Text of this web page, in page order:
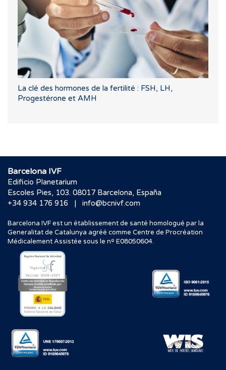
La clé des hormones de la fertilité : FSH, LH,
Progestérone et AMH
Barcelona IVF
Edificio Planetarium
Escoles Pies, 103. 08017 Barcelona, España
+34 934 176 916
| info@bcnivf.com
Barcelona IVF est un établissement de santé homologué par la
Generalitat de Catalunya agréé comme Centre de Procréation
Médicalement Assistée sous le nº E08050604.